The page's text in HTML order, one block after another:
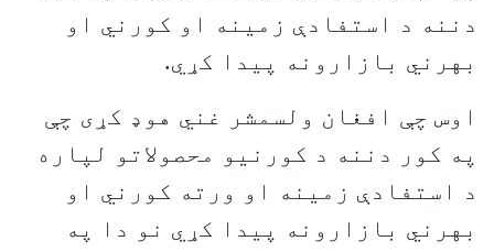
دننه د استفادې زمينه او کورني او
بهرني بازارونه پيدا کړي.
اوس چې افغان ولسمشر غني هوډ کړی چې
په کور دننه د کورنيو محصولاتو لپاره
د استفادې زمينه او ورته کورني او
بهرني بازارونه پيدا کړي نو دا په